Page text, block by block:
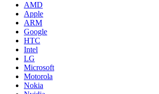
AMD
Apple
ARM
Google
HTC
Intel
LG
Microsoft
Motorola
Nokia